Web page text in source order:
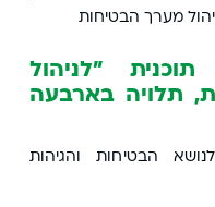
מערך הבטיחות
"לניהול
תלויה בארבעה
הבטיחות והגיהות